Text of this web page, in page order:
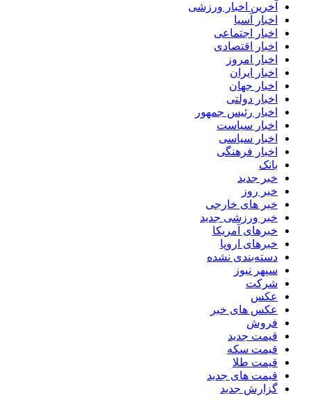
آخرین اخبار ورزشی
اخبار آسیا
اخبار اجتماعی
اخبار اقتصادی
اخبار امروز
اخبار ایران
اخبار جهان
اخبار دولتی
اخبار رئیس جمهور
اخبار سیاست
اخبار سیاسی
اخبار فرهنگی
بانک
خبر جدید
خبر روز
خبر های خارجی
خبر ورزشی جدید
خبرهای آمریکا
خبرهای اروپا
دسته‌بندی نشده
سپهر نیوز
شرکت
عکس
عکس های خبر
فروش
قیمت جدید
قیمت سکه
قیمت طلا
قیمت های جدید
گزارش جدید